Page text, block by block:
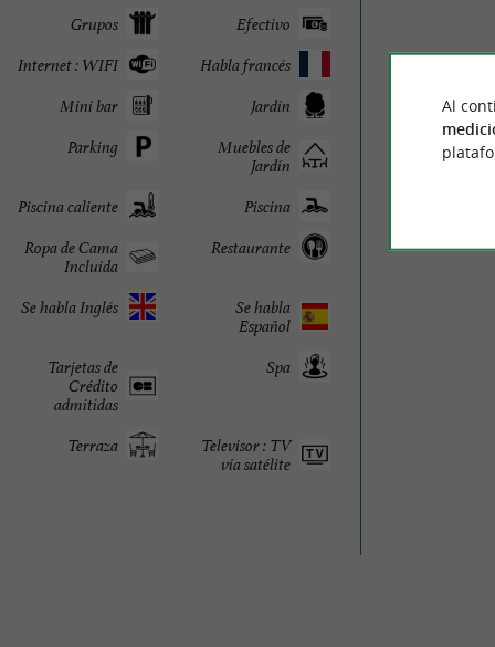
Efectivo
Grupos
Habla francés
Internet : WIFI
Jardín
Mini bar
Muebles de
Jardín
Parking
Piscina
Piscina caliente
Restaurante
Ropa de Cama
Incluida
Se habla
Español
Se habla Inglés
Spa
Tarjetas de
Crédito
admitidas
Televisor : TV
vía satélite
Terraza
Al